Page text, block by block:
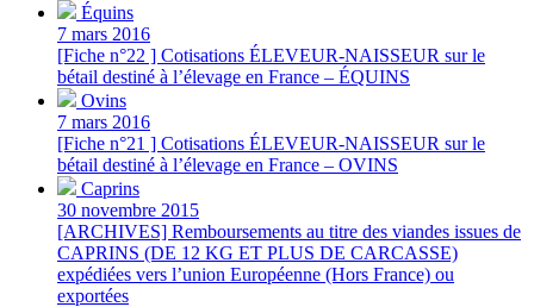
Équins
7 mars 2016
[Fiche n°22 ] Cotisations ÉLEVEUR-NAISSEUR sur le
bétail destiné à l’élevage en France – ÉQUINS
Ovins
7 mars 2016
[Fiche n°21 ] Cotisations ÉLEVEUR-NAISSEUR sur le
bétail destiné à l’élevage en France – OVINS
Caprins
30 novembre 2015
[ARCHIVES] Remboursements au titre des viandes issues de
CAPRINS (DE 12 KG ET PLUS DE CARCASSE)
expédiées vers l’union Européenne (Hors France) ou
exportées